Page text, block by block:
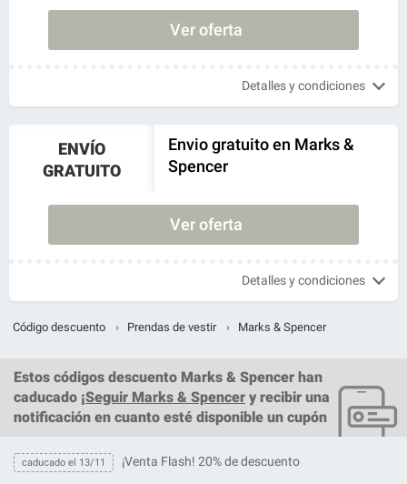
Ver oferta
Detalles y condiciones
ENVÍO
GRATUITO
Envio gratuito en Marks &
Spencer
Ver oferta
Detalles y condiciones
Código descuento › Prendas de vestir › Marks & Spencer
Estos códigos descuento Marks & Spencer han
caducado ¡Seguir Marks & Spencer y recibir una
notificación en cuanto esté disponible un cupón
caducado el 13/11 ¡Venta Flash! 20% de descuento